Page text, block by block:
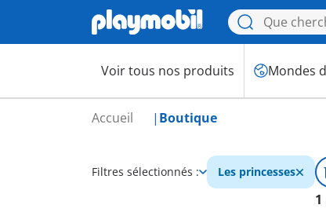
Voir tous nos produits Mondes
Accueil Boutique
Filtres sélectionnés : Les princesses